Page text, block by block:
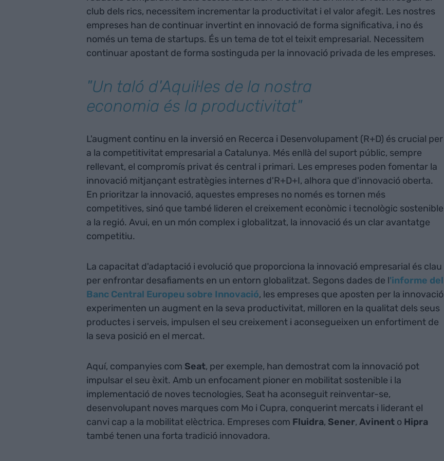
club dels rics, necessitem incrementar la productivitat i el valor afegit. Les nostres
empreses han de continuar invertint en innovació de forma significativa, i no és
només un tema de startups. És un tema de tot el teixit empresarial. Necessitem
continuar apostant de forma sostinguda per la innovació privada de les empreses.
"Un taló d'Aquil·les de la nostra
economia és la productivitat"
L'augment continu en la inversió en Recerca i Desenvolupament (R+D) és crucial per
a la competitivitat empresarial a Catalunya. Més enllà del suport públic, sempre
rellevant, el compromís privat és central i primari. Les empreses poden fomentar la
innovació mitjançant estratègies internes d'R+D+I, alhora que d'innovació oberta.
En prioritzar la innovació, aquestes empreses no només es tornen més
competitives, sinó que també lideren el creixement econòmic i tecnològic sostenible
a la regió. Avui, en un món complex i globalitzat, la innovació és un clar avantatge
competitiu.
La capacitat d'adaptació i evolució que proporciona la innovació empresarial és clau
per enfrontar desafiaments en un entorn globalitzat. Segons dades de l'informe del
Banc Central Europeu sobre Innovació, les empreses que aposten per la innovació
experimenten un augment en la seva productivitat, milloren en la qualitat dels seus
productes i serveis, impulsen el seu creixement i aconsegueixen un enfortiment de
la seva posició en el mercat.
Aquí, companyies com Seat, per exemple, han demostrat com la innovació pot
impulsar el seu èxit. Amb un enfocament pioner en mobilitat sostenible i la
implementació de noves tecnologies, Seat ha aconseguit reinventar-se,
desenvolupant noves marques com Mo i Cupra, conquerint mercats i liderant el
canvi cap a la mobilitat elèctrica. Empreses com Fluidra, Sener, Avinento Hipra
també tenen una forta tradició innovadora.